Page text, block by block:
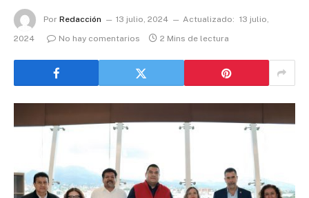
Por Redacción 13 julio, 2024 Actualizado: 13 julio,
2024
No hay comentarios 2 Mins de lectura